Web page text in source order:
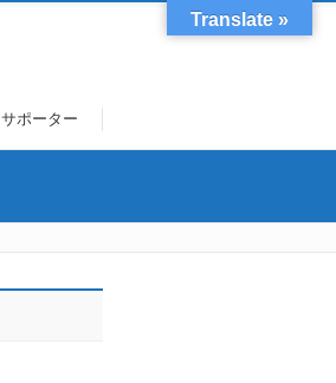
サポーター
Translate »